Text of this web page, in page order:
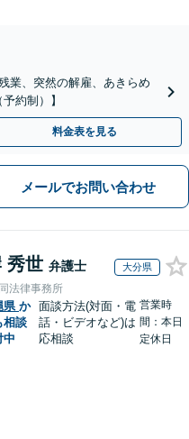
業、突然の解雇、あきらめ
約制）】
料金表を見る
メールでお問い合わせ
秀世 弁護士 大分県
法律事務所
県 か
相談
中
面談方法(対面・電
話・ビデオなど)は
応相談
営業時
間：本日
定休日